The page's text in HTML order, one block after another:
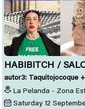
HABIBITCH /
autor3: Taquitojocoque
La Pelanda - Zona
Saturday 12